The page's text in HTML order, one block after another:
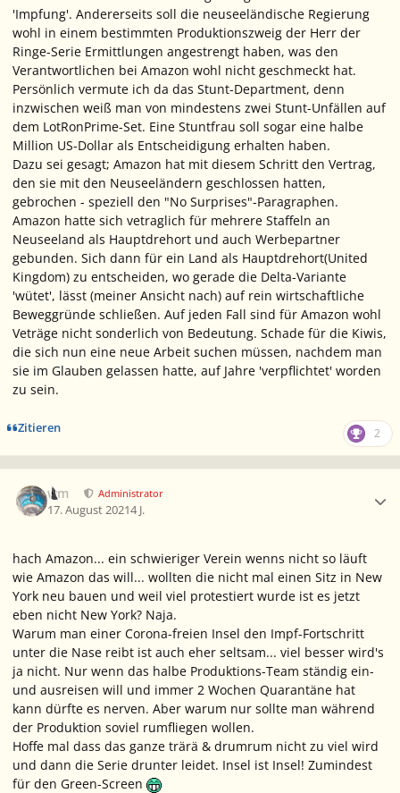
'Impfung'. Andererseits soll die neuseeländische Regierung
wohl in einem bestimmten Produktionszweig der Herr der
Ringe-Serie Ermittlungen angestrengt haben, was den
Verantwortlichen bei Amazon wohl nicht geschmeckt hat.
Persönlich vermute ich da das Stunt-Department, denn
inzwischen weiß man von mindestens zwei Stunt-Unfällen auf
dem LotRonPrime-Set. Eine Stuntfrau soll sogar eine halbe
Million US-Dollar als Entscheidigung erhalten haben.
Dazu sei gesagt; Amazon hat mit diesem Schritt den Vertrag,
den sie mit den Neuseeländern geschlossen hatten,
gebrochen - speziell den "No Surprises"-Paragraphen.
Amazon hatte sich vetraglich für mehrere Staffeln an
Neuseeland als Hauptdrehort und auch Werbepartner
gebunden. Sich dann für ein Land als Hauptdrehort(United
Kingdom) zu entscheiden, wo gerade die Delta-Variante
'wütet', lässt (meiner Ansicht nach) auf rein wirtschaftliche
Beweggründe schließen. Auf jeden Fall sind für Amazon wohl
Veträge nicht sonderlich von Bedeutung. Schade für die Kiwis,
die sich nun eine neue Arbeit suchen müssen, nachdem man
sie im Glauben gelassen hatte, auf Jahre 'verpflichtet' worden
zu sein.
Zitieren 2
wm Administrator
17. August 20214 J.
hach Amazon... ein schwieriger Verein wenns nicht so läuft
wie Amazon das will... wollten die nicht mal einen Sitz in New
York neu bauen und weil viel protestiert wurde ist es jetzt
eben nicht New York? Naja.
Warum man einer Corona-freien Insel den Impf-Fortschritt
unter die Nase reibt ist auch eher seltsam... viel besser wird's
ja nicht. Nur wenn das halbe Produktions-Team ständig ein-
und ausreisen will und immer 2 Wochen Quarantäne hat
kann dürfte es nerven. Aber warum nur sollte man während
der Produktion soviel rumfliegen wollen.
Hoffe mal dass das ganze trärä & drumrum nicht zu viel wird
und dann die Serie drunter leidet. Insel ist Insel! Zumindest
für den Green-Screen